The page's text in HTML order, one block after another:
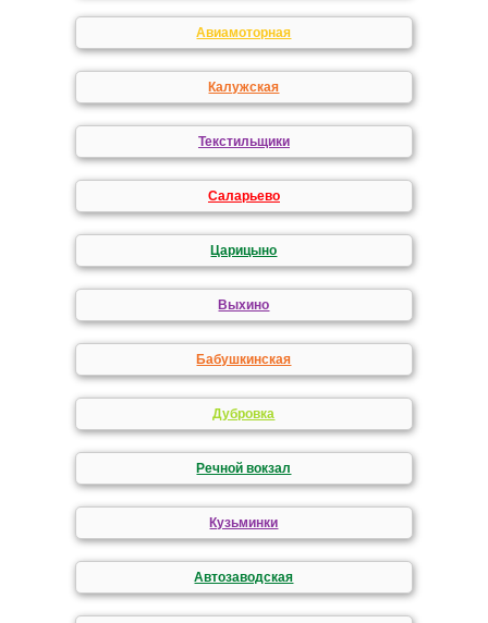
Авиамоторная
Калужская
Текстильщики
Саларьево
Царицыно
Выхино
Бабушкинская
Дубровка
Речной вокзал
Кузьминки
Автозаводская